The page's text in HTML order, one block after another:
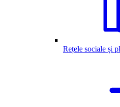
Rețele sociale și